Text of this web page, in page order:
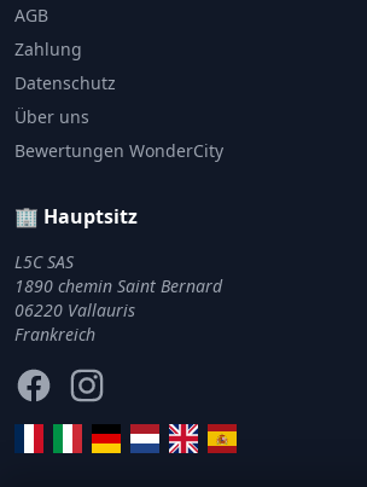
AGB
Zahlung
Datenschutz
Über uns
Bewertungen WonderCity
🏢 Hauptsitz
L5C SAS
1890 chemin Saint Bernard
06220 Vallauris
Frankreich
FacebookInstagram